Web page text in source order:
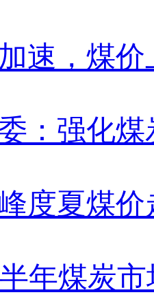
速，煤
：强化
度夏煤价
年煤炭